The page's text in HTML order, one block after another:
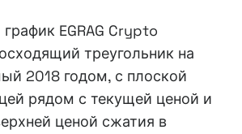
EGRAG Crypto
треугольник на
2018 годом, с плоской
рядом с текущей ценой и
ценой сжатия в